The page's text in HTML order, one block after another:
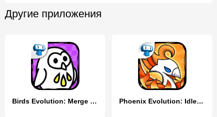
Другие приложения
Birds Evolution: Merge Game Phoenix Evolution: Idle Merge